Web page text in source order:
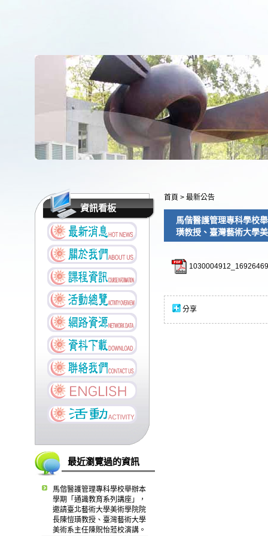
資訊看板
最近瀏覽過的資訊
馬偕醫護管理專科學校舉辦本
學期「通識教育系列講座」，
邀請臺北藝術大學美術學院院
長陳愷璜教授、臺灣藝術大學
美術系主任陳貺怡蒞校演講。
首頁 > 最新公告
馬偕醫護管理專科學校
璜教授、臺灣藝術大學
分享